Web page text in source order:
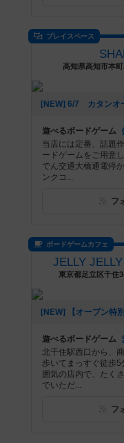
プレイスペース
高知県高知市本
遊べるボードゲーム
当店には定番、話題
ードゲームをご用意
でん交通大橋通電停
ンクコ...
フ
ボードゲームカフェ
JELLY
東京都足立区千住
遊べるボードゲーム
北千住駅西口から、
歩いてまっすぐ徒歩
囲気の店内で、たく
でいただ...
フ